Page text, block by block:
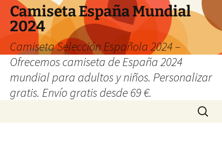
Camiseta España Mundial
2024
Camiseta Selección Española 2024 –
Ofrecemos camiseta de España 2024
mundial para adultos y niños. Personalizar
gratis. Envío gratis desde 69 €.
Buscar: